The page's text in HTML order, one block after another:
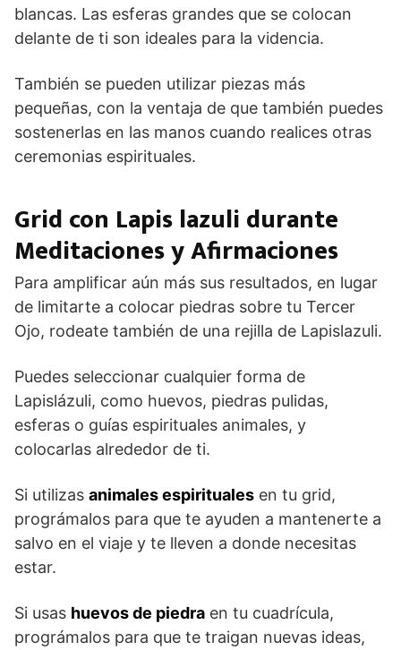
blancas. Las esferas grandes que se colocan
delante de ti son ideales para la videncia.
También se pueden utilizar piezas más
pequeñas, con la ventaja de que también puedes
sostenerlas en las manos cuando realices otras
ceremonias espirituales.
Grid con Lapis lazuli durante
Meditaciones y Afirmaciones
Para amplificar aún más sus resultados, en lugar
de limitarte a colocar piedras sobre tu Tercer
Ojo, rodeate también de una rejilla de Lapislazuli.
Puedes seleccionar cualquier forma de
Lapislázuli, como huevos, piedras pulidas,
esferas o guías espirituales animales, y
colocarlas alrededor de ti.
Si utilizas animales espirituales en tu grid,
prográmalos para que te ayuden a mantenerte a
salvo en el viaje y te lleven a donde necesitas
estar.
Si usas huevos de piedra en tu cuadrícula,
prográmalos para que te traigan nuevas ideas,